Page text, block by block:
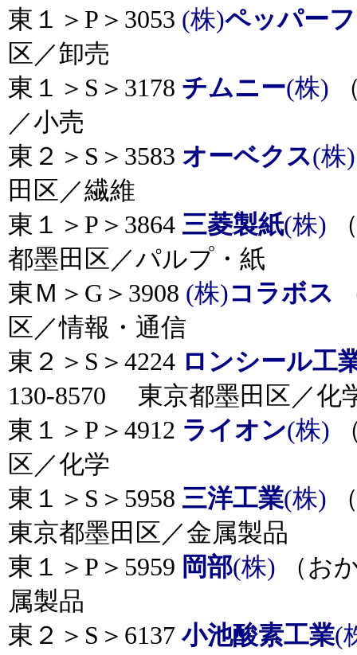
東１＞P＞3053 (株)ペッパー
区／卸売
東１＞S＞3178 チムニー(株)
／小売
東２＞S＞3583 オーベクス(
田区／繊維
東１＞P＞3864 三菱製紙(株)
都墨田区／パルプ・紙
東Ｍ＞G＞3908 (株)コラボス
区／情報・通信
東２＞S＞4224 ロンシール工
130-8570 東京都墨田区／化
東１＞P＞4912 ライオン(株)
区／化学
東１＞S＞5958 三洋工業(株)
東京都墨田区／金属製品
東１＞P＞5959 岡部(株)
（お
属製品
東２＞S＞6137 小池酸素工業(